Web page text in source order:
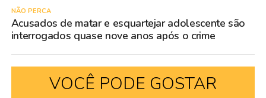
NÃO PERCA
Acusados de matar e esquartejar adolescente são
interrogados quase nove anos após o crime
VOCÊ PODE GOSTAR